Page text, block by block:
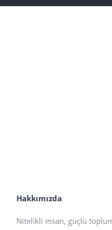
Hakkımızda
Nitelikli insan, güçlü